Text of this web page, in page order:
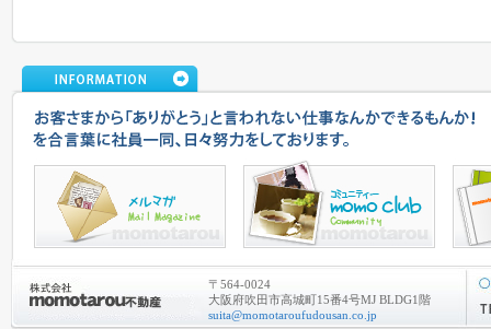
〒564-0024
大阪府吹田市高城町15番4号MJ BLDG1階
suita@momotaroufudousan.co.jp